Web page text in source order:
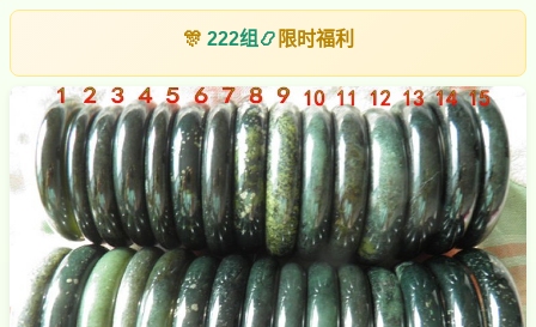
🎊 222组 📿 限时福利